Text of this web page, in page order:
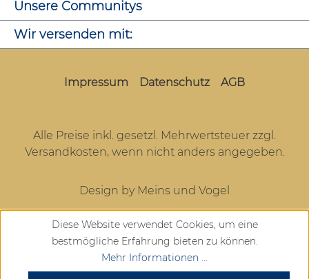
Unsere Communitys
Wir versenden mit:
Impressum Datenschutz AGB
Alle Preise inkl. gesetzl. Mehrwertsteuer zzgl.
Versandkosten, wenn nicht anders angegeben.
Design by Meins und Vogel
Diese Website verwendet Cookies, um eine
bestmögliche Erfahrung bieten zu können.
Mehr Informationen ...
SEHR GUT (4.72 / 5)